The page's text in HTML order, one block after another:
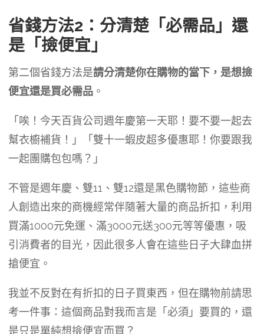
省錢方法2：分清楚「必需品」還
是「撿便宜」
第二個省錢方法是請分清楚你在購物的當下，是想撿
便宜還是買必需品。
「唉！今天百貨公司週年慶第一天耶！要不要一起去
幫衣櫥補貨！」「雙十一蝦皮超多優惠耶！你要跟我
一起團購包包嗎？」
不管是週年慶、雙11、雙12還是黑色購物節，這些商
人創造出來的商機經常伴隨著大量的商品折扣，利用
買滿1000元免運、滿3000元送300元等等優惠，吸
引消費者的目光，因此很多人會在這些日子大肆血拼
搶便宜。
我並不反對在有折扣的日子買東西，但在購物前請思
考一件事：這個商品對我而言是「必須」要買的，還
是只是單純想撿便宜而買？